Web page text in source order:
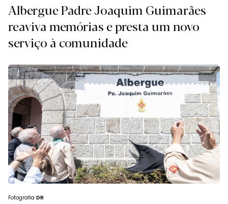
Albergue Padre Joaquim Guimarães
reaviva memórias e presta um novo
serviço à comunidade
Fotografia DR